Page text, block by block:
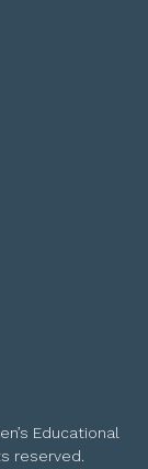
Educational
reserved.